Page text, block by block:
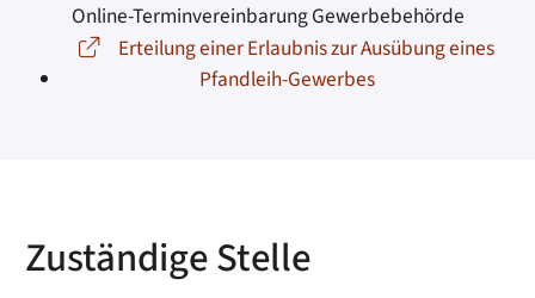
Online-Terminvereinbarung Gewerbebehörde
Erteilung einer Erlaubnis zur Ausübung eines
Pfandleih-Gewerbes
Zuständige Stelle